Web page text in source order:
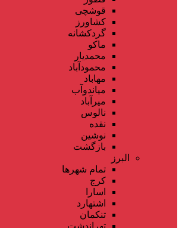
قوشچی
کشاورز
گردکشانه
ماکو
محمدیار
محمودآباد
مهاباد
میاندوآب
میرآباد
نالوس
نقده
نوشین
بازگشت
البرز
تمام شهر‌ها
کرج
اسارا
اشتهارد
تنکمان
تهراندشت